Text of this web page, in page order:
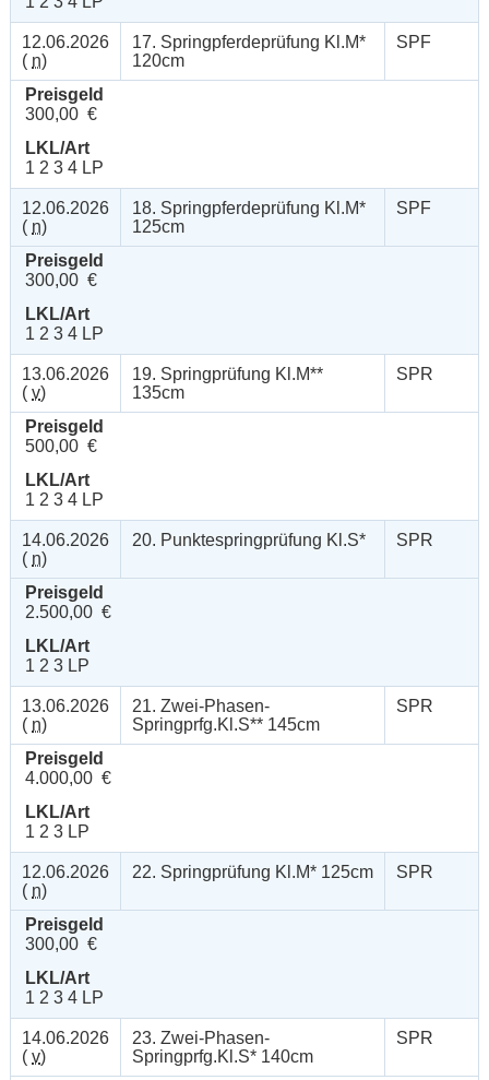
12.06.2026
( n)
17. Springpferdeprüfung Kl.M*
120cm
SPF
Preisgeld
300,00 €
LKL/Art
1 2 3 4 LP
12.06.2026
( n)
18. Springpferdeprüfung Kl.M*
125cm
SPF
Preisgeld
300,00 €
LKL/Art
1 2 3 4 LP
13.06.2026
( v)
19. Springprüfung Kl.M**
135cm
SPR
Preisgeld
500,00 €
LKL/Art
1 2 3 4 LP
14.06.2026
( n)
20. Punktespringprüfung Kl.S* SPR
Preisgeld
2.500,00 €
LKL/Art
1 2 3 LP
13.06.2026
( n)
21. Zwei-Phasen-
Springprfg.Kl.S** 145cm
SPR
Preisgeld
4.000,00 €
LKL/Art
1 2 3 LP
12.06.2026
( n)
22. Springprüfung Kl.M* 125cm SPR
Preisgeld
300,00 €
LKL/Art
1 2 3 4 LP
14.06.2026
( v)
23. Zwei-Phasen-
Springprfg.Kl.S* 140cm
SPR